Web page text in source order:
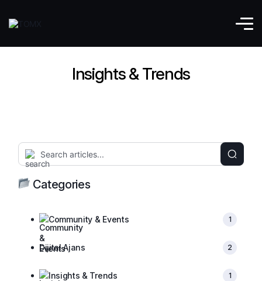
Insights & Trends
Categories
Community & Events 1
Dijital Ajans 2
Insights & Trends 1